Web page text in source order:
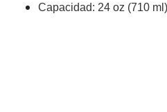
Capacidad: 24 oz (710 ml)